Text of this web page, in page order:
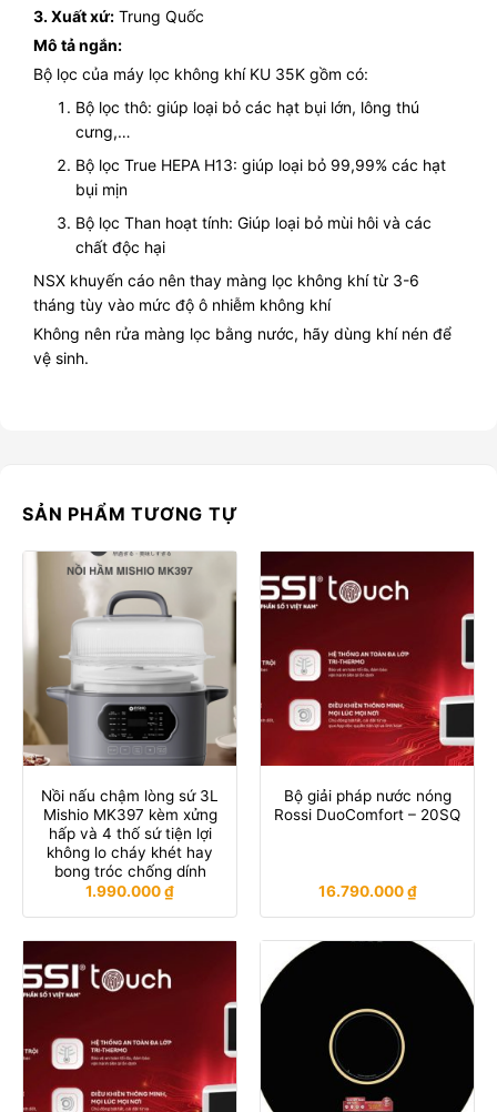
3. Xuất xứ: Trung Quốc
Mô tả ngắn:
Bộ lọc của máy lọc không khí KU 35K gồm có:
Bộ lọc thô: giúp loại bỏ các hạt bụi lớn, lông thú
cưng,…
Bộ lọc True HEPA H13: giúp loại bỏ 99,99% các hạt
bụi mịn
Bộ lọc Than hoạt tính: Giúp loại bỏ mùi hôi và các
chất độc hại
NSX khuyến cáo nên thay màng lọc không khí từ 3-6
tháng tùy vào mức độ ô nhiễm không khí
Không nên rửa màng lọc bằng nước, hãy dùng khí nén để
vệ sinh.
SẢN PHẨM TƯƠNG TỰ
Nồi nấu chậm lòng sứ 3L
Mishio MK397 kèm xửng
hấp và 4 thố sứ tiện lợi
không lo cháy khét hay
bong tróc chống dính
1.990.000₫
Bộ giải pháp nước nóng
Rossi DuoComfort – 20SQ
16.790.000₫